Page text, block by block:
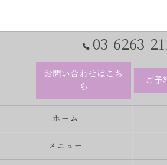
03-6263-
お問い合わせはこち
ら
ご予
ホーム
メニュー